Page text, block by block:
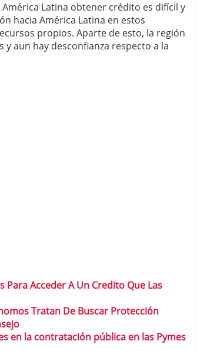
Latina obtener crédito es difícil y
hacia América Latina en estos
propios. Aparte de esto, la región
aun hay desconfianza respecto a la
Para Acceder A Un Credito Que Las
Tratan De Buscar Protección
en la contratación pública en las Pymes